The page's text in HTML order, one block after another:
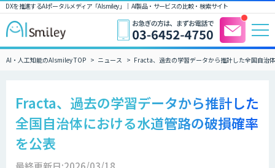
DXを推進するAIポータルメディア「AIsmiley」｜ AI製品・サービスの比較・検索サイト
AI・人工知能のAIsmiley TOP ニュース Fracta、過去の学習データから推計した全国自治
Fracta、過去の学習データから推計した
全国自治体における水道管路の破損確率
を公表